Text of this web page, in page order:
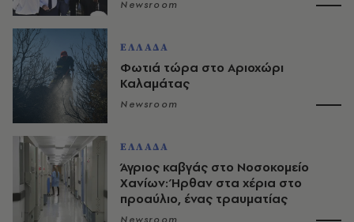
Newsroom
ΕΛΛΑΔΑ
Φωτιά τώρα στο Αριοχώρι
Καλαμάτας
Newsroom
ΕΛΛΑΔΑ
Άγριος καβγάς στο Νοσοκομείο
Χανίων: Ήρθαν στα χέρια στο
προαύλιο, ένας τραυματίας